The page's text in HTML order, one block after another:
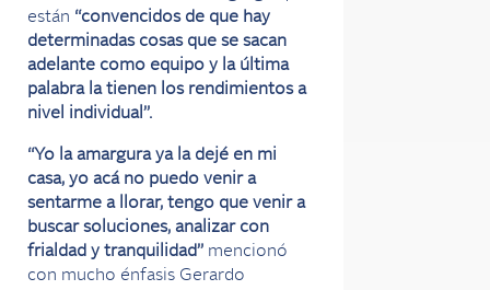
están “convencidos de que hay
determinadas cosas que se sacan
adelante como equipo y la última
palabra la tienen los rendimientos a
nivel individual”.
“Yo la amargura ya la dejé en mi
casa, yo acá no puedo venir a
sentarme a llorar, tengo que venir a
buscar soluciones, analizar con
frialdad y tranquilidad” mencionó
con mucho énfasis Gerardo